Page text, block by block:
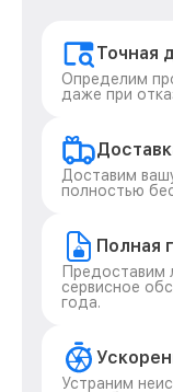
Точная
Определим
даже при
Доставим
полностью
Полная
Предоставим
сервисное
года.
Устраним